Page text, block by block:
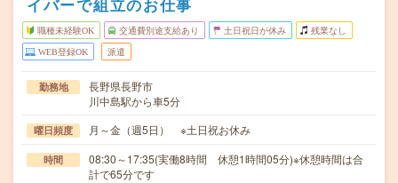
イバーで組立のお仕事
職種未経験OK 交通費別途支給あり 土日祝日が休み 残業なし
WEB登録OK 派遣
勤務地
長野県長野市
川中島駅から車5分
曜日頻度 月～金（週5日） ※土日祝お休み
時間
08:30～17:35(実働8時間 休憩1時間05分)※休憩時間は合
計で65分です